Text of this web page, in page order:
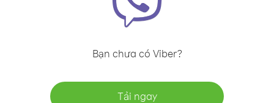
Bạn chưa có Viber?
Tải ngay